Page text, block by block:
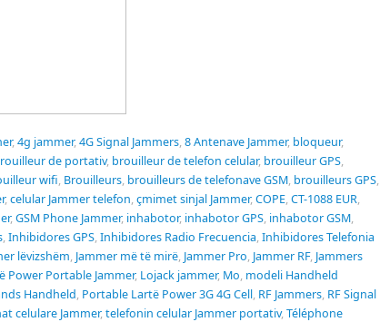
,4g jammer,4G Signal Jammers,8 Antenave Jammer, bloqueur,
de portativ, brouilleur de telefon celular, brouilleur GPS,
wifi, Brouilleurs, brouilleurs de telefonave GSM, brouilleurs GPS,
,celular Jammer telefon,çmimet sinjal Jammer,COPE,CT-1088 EUR,
,GSM Phone Jammer, inhabotor, inhabotor GPS, inhabotor GSM,
,Inhibidores GPS,Inhibidores Radio Frecuencia,Inhibidores Telefonia
lëvizshëm, Jammer më të mirë, Jammer Pro, Jammer RF, Jammers
Power Portable Jammer, Lojack jammer, Mo, modeli Handheld
Handheld, Portable Lartë Power 3G 4G Cell, RF Jammers, RF Signal
celulare Jammer,telefonin celular Jammer portativ,Téléphone